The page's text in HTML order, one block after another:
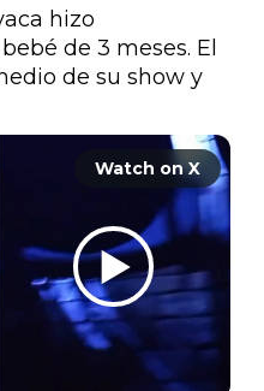
hizo
de 3 meses. El
de su show y
Watch on X